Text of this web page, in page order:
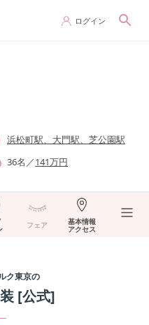
ログイン
浜松町駅、大門駅、芝公園駅
36名 ／141万円
フェア 基本情報
アクセス
ク東京の
[公式]